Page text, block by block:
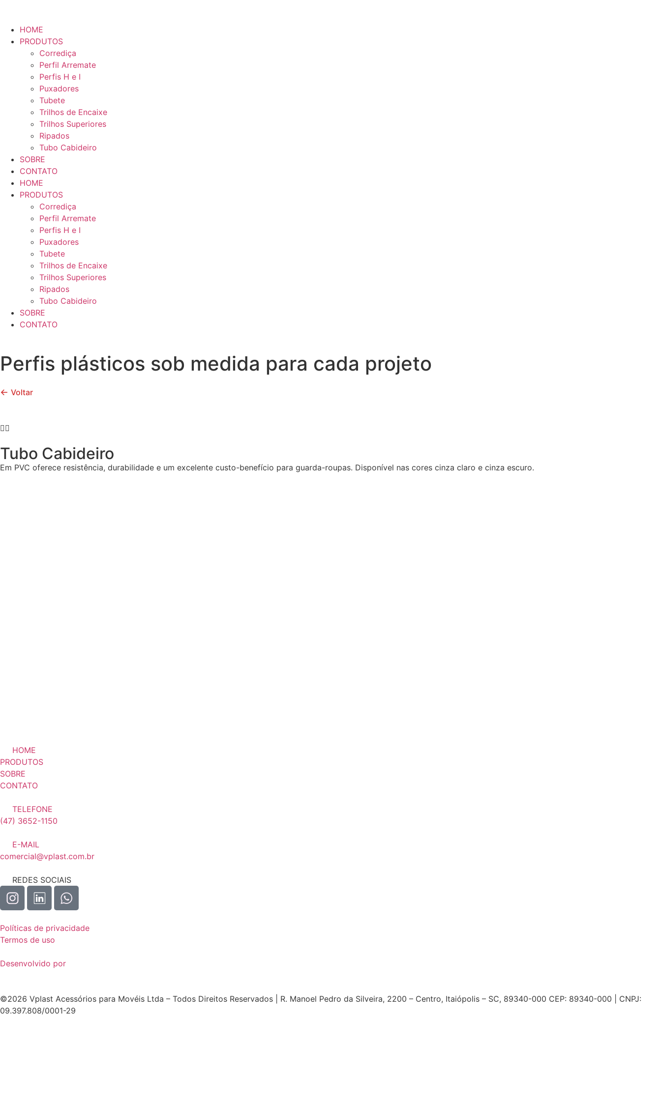
HOME
PRODUTOS
Corrediça
Perfil Arremate
Perfis H e I
Puxadores
Tubete
Trilhos de Encaixe
Trilhos Superiores
Ripados
Tubo Cabideiro
SOBRE
CONTATO
HOME
PRODUTOS
Corrediça
Perfil Arremate
Perfis H e I
Puxadores
Tubete
Trilhos de Encaixe
Trilhos Superiores
Ripados
Tubo Cabideiro
SOBRE
CONTATO
Perfis plásticos sob medida para cada projeto
← Voltar
Tubo Cabideiro
Em PVC oferece resistência, durabilidade e um excelente custo-benefício para guarda-roupas. Disponível nas cores cinza claro e cinza escuro.
HOME
PRODUTOS
SOBRE
CONTATO
TELEFONE
(47) 3652-1150
E-MAIL
comercial@vplast.com.br
REDES SOCIAIS
Políticas de privacidade
Termos de uso
Desenvolvido por
©2026 Vplast Acessórios para Movéis Ltda – Todos Direitos Reservados | R. Manoel Pedro da Silveira, 2200 – Centro, Itaiópolis – SC, 89340-000 CEP: 89340-000 | CNPJ:
09.397.808/0001-29